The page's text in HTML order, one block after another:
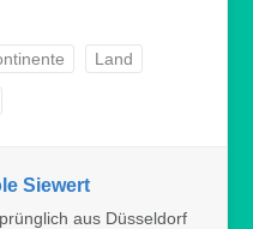
Land
Siewert
aus Düsseldorf